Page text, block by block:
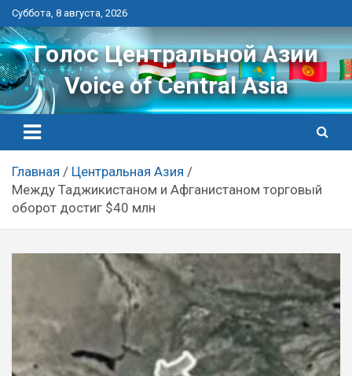
Перейти
к
контенту
Суббота, 8 августа, 2026
Голос Центральной Азии
Voice of Central Asia
Главная
Центральная Азия
Между Таджикистаном и Афганистаном торговый
оборот достиг $40 млн